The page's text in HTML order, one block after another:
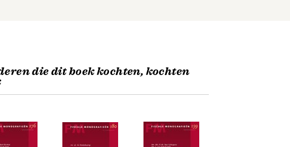
die dit boek kochten, kochten